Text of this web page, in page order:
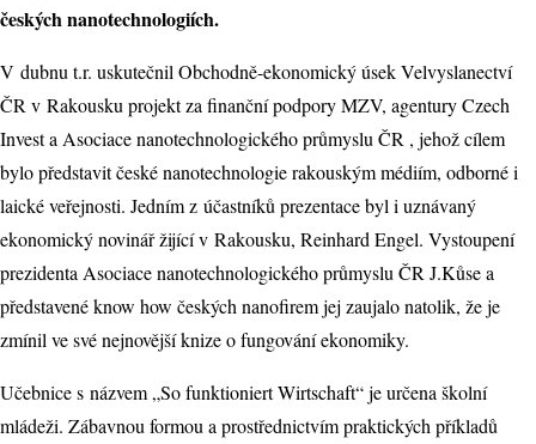
českých nanotechnologiích.
V dubnu t.r. uskutečnil Obchodně-ekonomický úsek Velvyslanectví
ČR v Rakousku projekt za finanční podpory MZV, agentury Czech
Invest a Asociace nanotechnologického průmyslu ČR , jehož cílem
bylo představit české nanotechnologie rakouským médiím, odborné i
laické veřejnosti. Jedním z účastníků prezentace byl i uznávaný
ekonomický novinář žijící v Rakousku, Reinhard Engel. Vystoupení
prezidenta Asociace nanotechnologického průmyslu ČR J.Kůse a
představené know how českých nanofirem jej zaujalo natolik, že je
zmínil ve své nejnovější knize o fungování ekonomiky.
Učebnice s názvem „So funktioniert Wirtschaft“ je určena školní
mládeži. Zábavnou formou a prostřednictvím praktických příkladů